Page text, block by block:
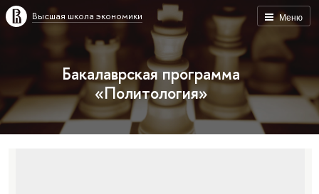
Меню
Высшая школа экономики
Бакалаврская программа
«Политология»